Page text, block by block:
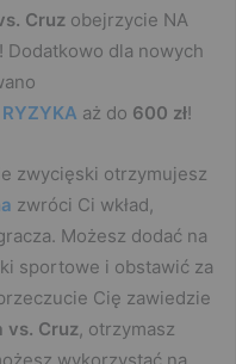
Cruz obejrzycie NA
! Dodatkowo dla nowych
aż do 600 zł!
zwycięski otrzymujesz
zwróci Ci wkład,
Możesz dodać na
sportowe i obstawić za
Cię zawiedzie
vs. Cruz, otrzymasz